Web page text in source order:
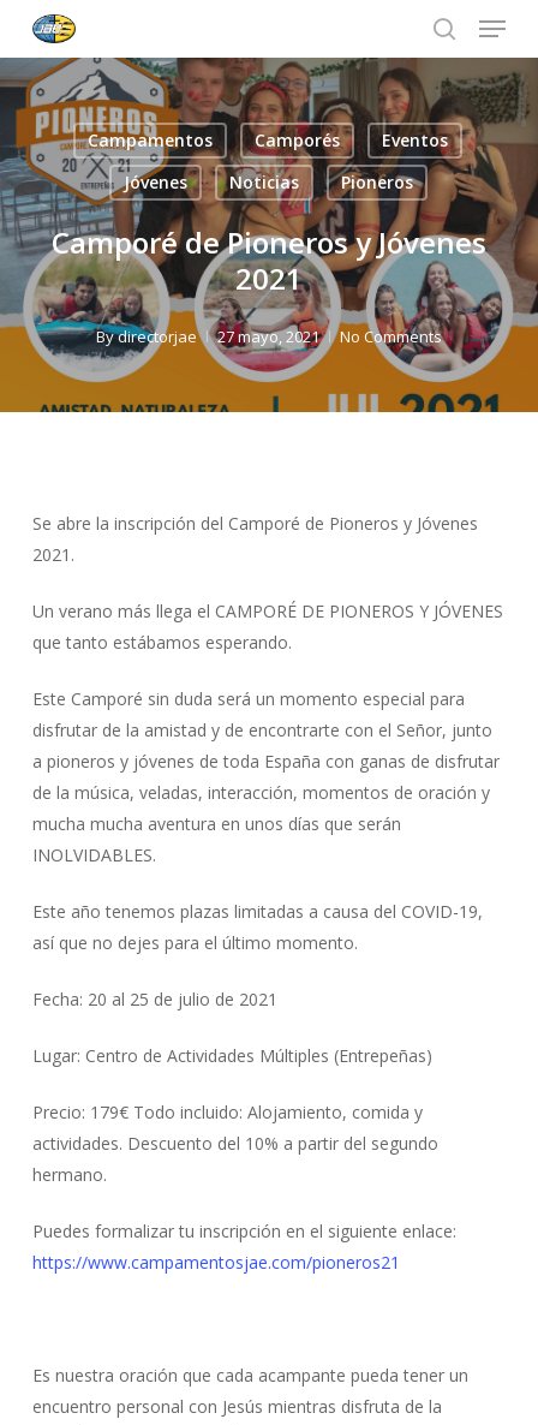
main
content
search
Menu
Campamentos Camporés
Eventos
Jóvenes
Noticias Pioneros
Camporé de Pioneros y Jóvenes
2021
Bydirectorjae 27 mayo, 2021 No Comments
Se abre la inscripción del Camporé de Pioneros y Jóvenes
2021.
Un verano más llega el CAMPORÉ DE PIONEROS Y JÓVENES
que tanto estábamos esperando.
Este Camporé sin duda será un momento especial para
disfrutar de la amistad y de encontrarte con el Señor, junto
a pioneros y jóvenes de toda España con ganas de disfrutar
de la música, veladas, interacción, momentos de oración y
mucha mucha aventura en unos días que serán
INOLVIDABLES.
Este año tenemos plazas limitadas a causa del COVID-19,
así que no dejes para el último momento.
Fecha: 20 al 25 de julio de 2021
Lugar: Centro de Actividades Múltiples (Entrepeñas)
Precio: 179€ Todo incluido: Alojamiento, comida y
actividades. Descuento del 10% a partir del segundo
hermano.
Puedes formalizar tu inscripción en el siguiente enlace:
https://www.campamentosjae.com/pioneros21
Es nuestra oración que cada acampante pueda tener un
encuentro personal con Jesús mientras disfruta de la
Close
Menu